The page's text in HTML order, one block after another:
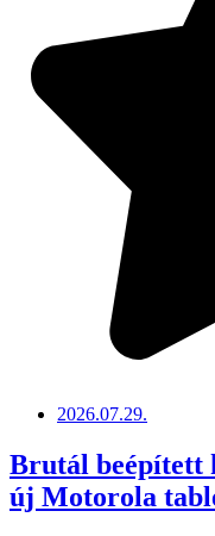
2026.07.29.
Brutál beépített
új Motorola